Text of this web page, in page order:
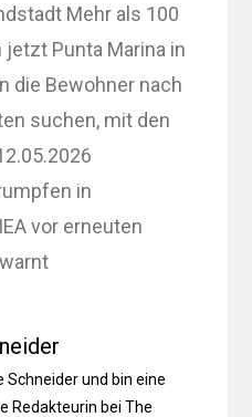
Mehr als 100
Punta Marina in
die Bewohner nach
suchen, mit den
in
vor erneuten
Schneider und bin eine
Redakteurin bei The